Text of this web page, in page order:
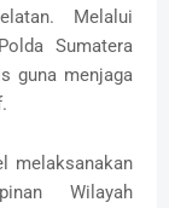
Melalui
Sumatera
guna menjaga
melaksanakan
Wilayah